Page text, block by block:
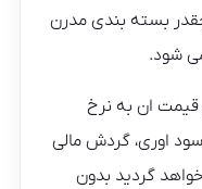
بسته بندی مدرن
شود.
ان به نرخ
اوری، گردش مالی
گردید بدون